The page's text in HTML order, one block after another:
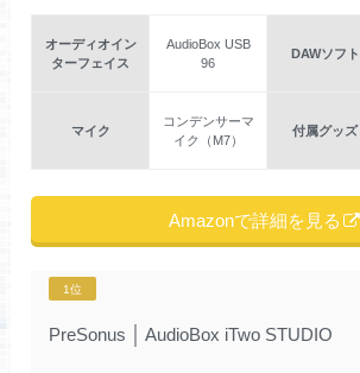
オーディオイン
ターフェイス
AudioBox USB
96
DAWソフト
マイク
コンデンサーマ
イク（M7）
付属グッズ
Amazonで詳細を見る
1位
PreSonus AudioBox iTwo STUDIO